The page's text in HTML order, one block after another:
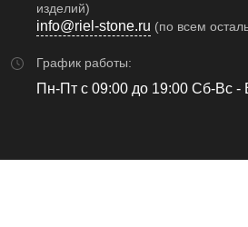
изделий)
info@riel-stone.ru (по всем
График работы:
Пн-Пт с 09:00 до 19:00 Сб-Вс